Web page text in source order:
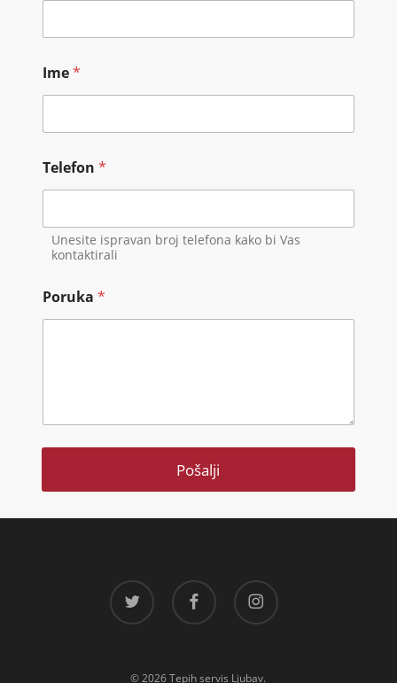
Ime*
Telefon *
Unesite ispravan broj telefona kako bi Vas
kontaktirali
Poruka *
Pošalji
twitter facebook instagram
© 2026 Tepih servis Ljubav.